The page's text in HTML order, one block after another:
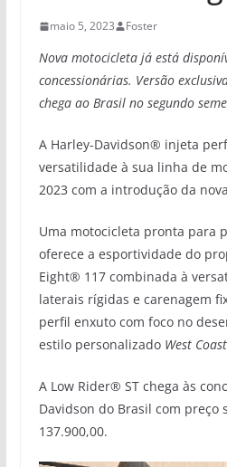
maio 5, 2023 Foster
Nova motocicleta já está
concessionárias. Versão
chega ao Brasil no segundo
A Harley-Davidson® injeta
versatilidade à sua linha de
2023 com a introdução da
Uma motocicleta pronta para
oferece a esportividade do
Eight® 117 combinada à
laterais rígidas e carenagem
perfil enxuto com foco no
estilo personalizado West
A Low Rider® ST chega às
Davidson do Brasil com preço
137.900,00.